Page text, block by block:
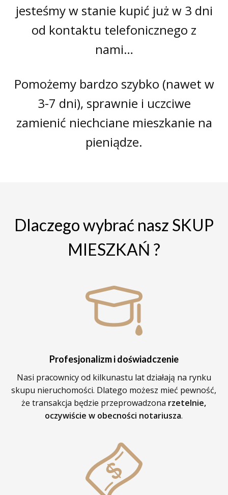
jesteśmy w stanie kupić już w 3 dni
od kontaktu telefonicznego z
nami…
Pomożemy bardzo szybko (nawet w
3-7 dni), sprawnie i uczciwe
zamienić niechciane mieszkanie na
pieniądze.
Dlaczego wybrać nasz SKUP
MIESZKAŃ ?
Profesjonalizm i doświadczenie
Nasi pracownicy od kilkunastu lat działają na rynku
skupu nieruchomości. Dlatego możesz mieć pewność,
że transakcja będzie przeprowadzona rzetelnie,
oczywiście w obecności notariusza.